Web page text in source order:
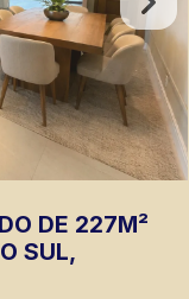
DE 227M²
SUL,